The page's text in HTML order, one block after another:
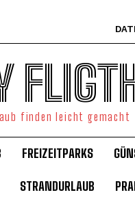
finden leicht gemacht
FREIZEITPARKS
STRANDURLAUB